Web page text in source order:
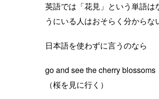
英語では「花見」という単語
うにいる人はおそらく分からな
日本語を使わずに言うのなら
go and see the cherry blossoms
（桜を見に行く）